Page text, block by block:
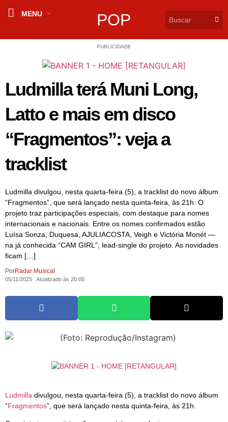
MENU POP
PUBLICIDADE
Ludmilla terá Muni Long,
Latto e mais em disco
“Fragmentos”: veja a
tracklist
Ludmilla divulgou, nesta quarta-feira (5), a tracklist do novo álbum
“Fragmentos”, que será lançado nesta quinta-feira, às 21h. O
projeto traz participações especiais, com destaque para nomes
internacionais e nacionais. Entre os nomes confirmados estão
Luísa Sonza, Duquesa, AJULIACOSTA, Veigh e Victória Monét —
na já conhecida “CAM GIRL”, lead-single do projeto. As novidades
ficam […]
PorRadar Musical
05/11/2025 Atualizado às 20:00
Ludmilla divulgou, nesta quarta-feira (5), a tracklist do novo álbum
“Fragmentos”, que será lançado nesta quinta-feira, às 21h.